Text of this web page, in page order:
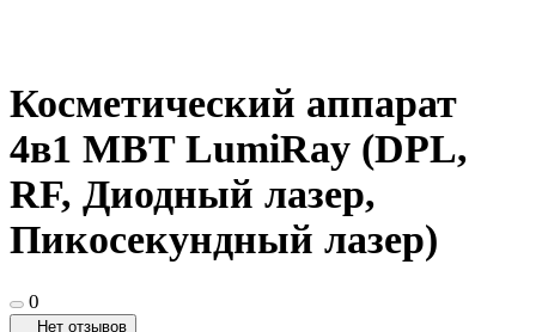
Косметический аппарат
4в1 MBT LumiRay (DPL,
RF, Диодный лазер,
Пикосекундный лазер)
0
Нет отзывов